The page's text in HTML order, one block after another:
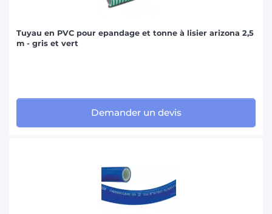
Tuyau en PVC pour epandage et tonne à lisier arizona 2,5
m - gris et vert
Demander un devis